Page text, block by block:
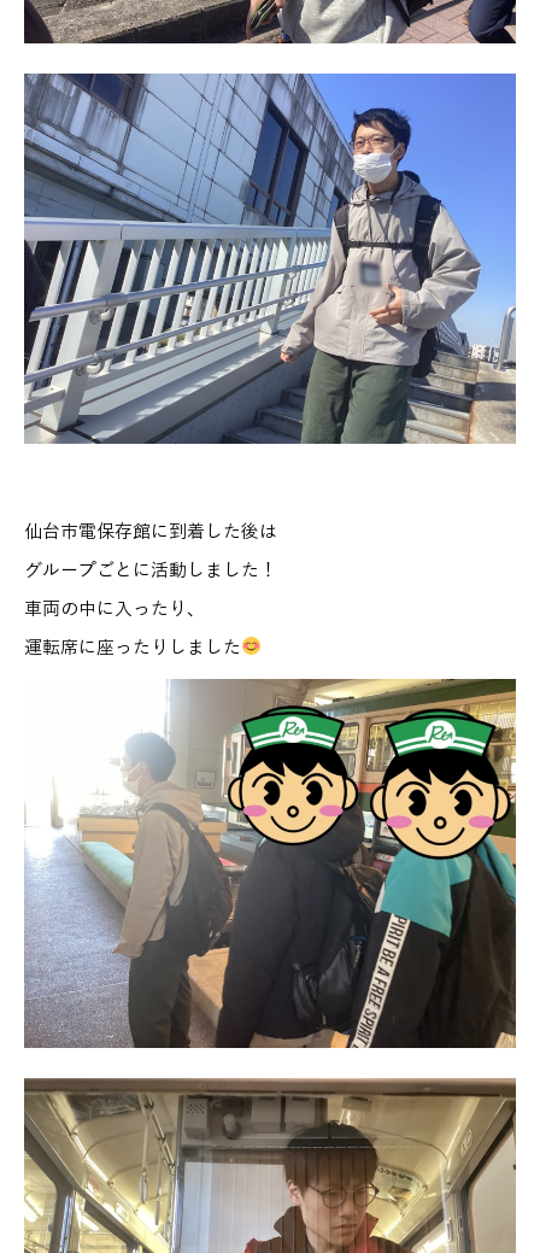
仙台市電保存館に到着した後は
グループごとに活動しました！
車両の中に入ったり、
運転席に座ったりしました